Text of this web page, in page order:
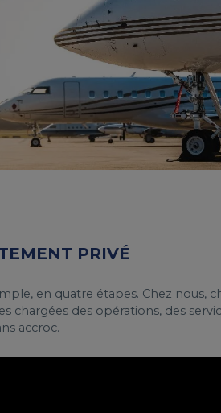
PRIVÉ
en quatre étapes. Chez nous,
des opérations, des
accroc.